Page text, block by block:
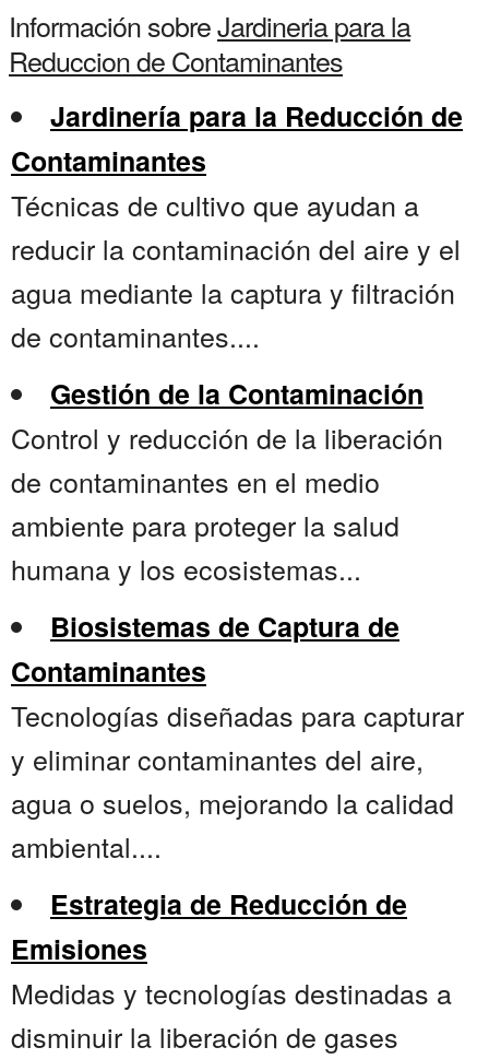
Información sobreJardineria para la
Reduccion de Contaminantes
Jardinería para la Reducción de
Contaminantes
Técnicas de cultivo que ayudan a
reducir la contaminación del aire y el
agua mediante la captura y filtración
de contaminantes....
Gestión de la Contaminación
Control y reducción de la liberación
de contaminantes en el medio
ambiente para proteger la salud
humana y los ecosistemas...
Biosistemas de Captura de
Contaminantes
Tecnologías diseñadas para capturar
y eliminar contaminantes del aire,
agua o suelos, mejorando la calidad
ambiental....
Estrategia de Reducción de
Emisiones
Medidas y tecnologías destinadas a
disminuir la liberación de gases